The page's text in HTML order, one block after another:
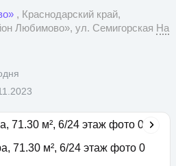
, Краснодарский край,
Любимово», ул. Семигорская На